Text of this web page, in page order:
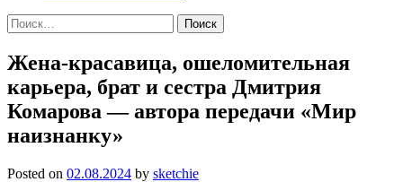
Найти:
Жена-красавица, ошеломительная
карьера, брат и сестра Дмитрия
Комарова — автора передачи «Мир
наизнанку»
Posted on 02.08.2024 by sketchie